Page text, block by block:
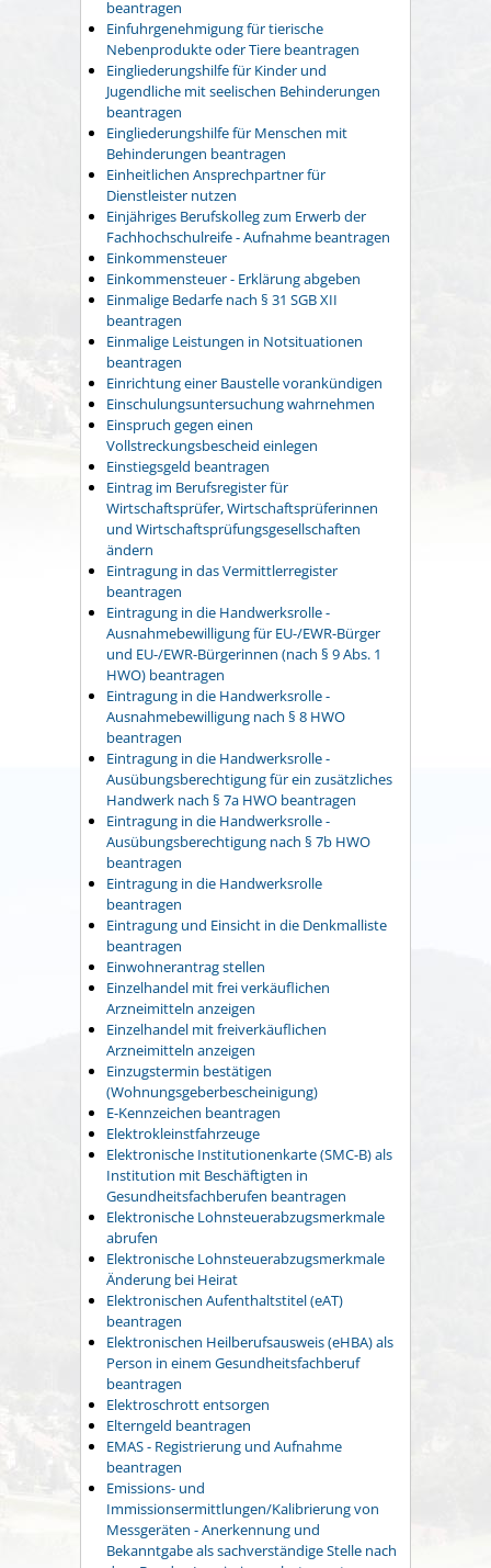
beantragen
Einfuhrgenehmigung für tierische
Nebenprodukte oder Tiere beantragen
Eingliederungshilfe für Kinder und
Jugendliche mit seelischen Behinderungen
beantragen
Eingliederungshilfe für Menschen mit
Behinderungen beantragen
Einheitlichen Ansprechpartner für
Dienstleister nutzen
Einjähriges Berufskolleg zum Erwerb der
Fachhochschulreife - Aufnahme beantragen
Einkommensteuer
Einkommensteuer - Erklärung abgeben
Einmalige Bedarfe nach § 31 SGB XII
beantragen
Einmalige Leistungen in Notsituationen
beantragen
Einrichtung einer Baustelle vorankündigen
Einschulungsuntersuchung wahrnehmen
Einspruch gegen einen
Vollstreckungsbescheid einlegen
Einstiegsgeld beantragen
Eintrag im Berufsregister für
Wirtschaftsprüfer, Wirtschaftsprüferinnen
und Wirtschaftsprüfungsgesellschaften
ändern
Eintragung in das Vermittlerregister
beantragen
Eintragung in die Handwerksrolle -
Ausnahmebewilligung für EU-/EWR-Bürger
und EU-/EWR-Bürgerinnen (nach § 9 Abs. 1
HWO) beantragen
Eintragung in die Handwerksrolle -
Ausnahmebewilligung nach § 8 HWO
beantragen
Eintragung in die Handwerksrolle -
Ausübungsberechtigung für ein zusätzliches
Handwerk nach § 7a HWO beantragen
Eintragung in die Handwerksrolle -
Ausübungsberechtigung nach § 7b HWO
beantragen
Eintragung in die Handwerksrolle
beantragen
Eintragung und Einsicht in die Denkmalliste
beantragen
Einwohnerantrag stellen
Einzelhandel mit frei verkäuflichen
Arzneimitteln anzeigen
Einzelhandel mit freiverkäuflichen
Arzneimitteln anzeigen
Einzugstermin bestätigen
(Wohnungsgeberbescheinigung)
E-Kennzeichen beantragen
Elektrokleinstfahrzeuge
Elektronische Institutionenkarte (SMC-B) als
Institution mit Beschäftigten in
Gesundheitsfachberufen beantragen
Elektronische Lohnsteuerabzugsmerkmale
abrufen
Elektronische Lohnsteuerabzugsmerkmale
Änderung bei Heirat
Elektronischen Aufenthaltstitel (eAT)
beantragen
Elektronischen Heilberufsausweis (eHBA) als
Person in einem Gesundheitsfachberuf
beantragen
Elektroschrott entsorgen
Elterngeld beantragen
EMAS - Registrierung und Aufnahme
beantragen
Emissions- und
Immissionsermittlungen/Kalibrierung von
Messgeräten - Anerkennung und
Bekanntgabe als sachverständige Stelle nach